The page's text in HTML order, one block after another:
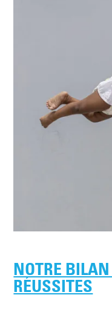
NOTRE BILAN
RÉUSSITES